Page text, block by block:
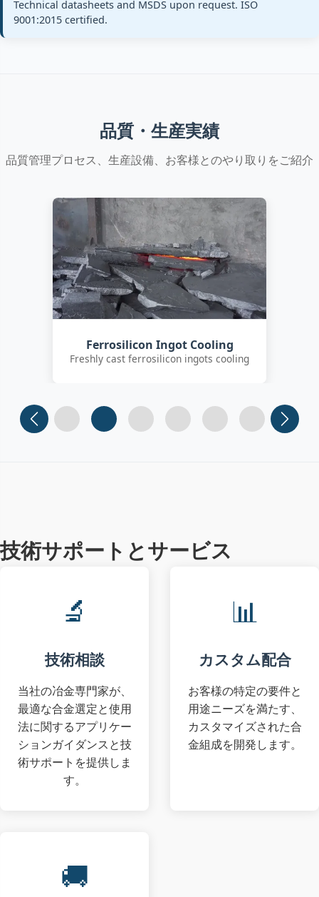
Ferro‑silicon
inoculant Si 75
FeSi 75 (high‑purity)
Al:
≤1.0%
Ca:
0.5-1.2%
+3 more
JIS G2302
All standards
Technical datasheets and MSDS upon request. ISO
9001:2015 certified.
品質・生産実績
品質管理プロセス、生産設備、お客様とのやり取りをご紹介
Customer Quality Check
International clients inspecting FeSi
inoculant
Slide 1 Slide 2 Slide 3 (current)
Slide 4 Slide 5 Slide 6
技術サポートとサービス
🔬
技術相談
当社の冶金専門家が、
最適な合金選定と使用
法に関するアプリケー
ションガイダンスと技
術サポートを提供しま
す。
📊
カスタム配合
お客様の特定の要件と
用途ニーズを満たす、
カスタマイズされた合
金組成を開発します。
🚚